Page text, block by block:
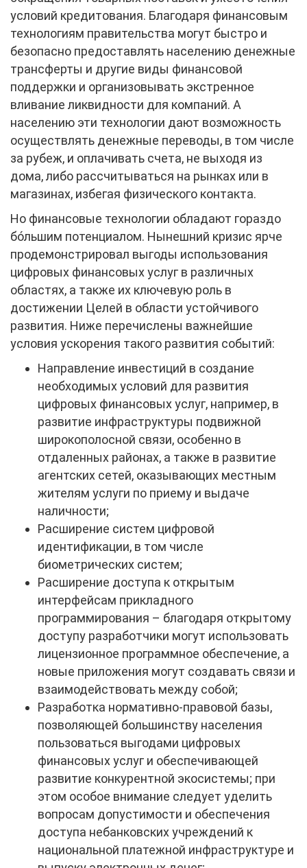
условий кредитования. Благодаря финансовым
технологиям правительства могут быстро и
безопасно предоставлять населению денежные
трансферты и другие виды финансовой
поддержки и организовывать экстренное
вливание ликвидности для компаний. А
населению эти технологии дают возможность
осуществлять денежные переводы, в том числе
за рубеж, и оплачивать счета, не выходя из
дома, либо рассчитываться на рынках или в
магазинах, избегая физического контакта.
Но финансовые технологии обладают гораздо
бóльшим потенциалом. Нынешний кризис ярче
продемонстрировал выгоды использования
цифровых финансовых услуг в различных
областях, а также их ключевую роль в
достижении Целей в области устойчивого
развития. Ниже перечислены важнейшие
условия ускорения такого развития событий:
Направление инвестиций в создание
необходимых условий для развития
цифровых финансовых услуг, например, в
развитие инфраструктуры подвижной
широкополосной связи, особенно в
отдаленных районах, а также в развитие
агентских сетей, оказывающих местным
жителям услуги по приему и выдаче
наличности;
Расширение систем цифровой
идентификации, в том числе
биометрических систем;
Расширение доступа к открытым
интерфейсам прикладного
программирования – благодаря открытому
доступу разработчики могут использовать
лицензионное программное обеспечение, а
новые приложения могут создавать связи и
взаимодействовать между собой;
Разработка нормативно-правовой базы,
позволяющей большинству населения
пользоваться выгодами цифровых
финансовых услуг и обеспечивающей
развитие конкурентной экосистемы; при
этом особое внимание следует уделить
вопросам допустимости и обеспечения
доступа небанковских учреждений к
национальной платежной инфраструктуре и